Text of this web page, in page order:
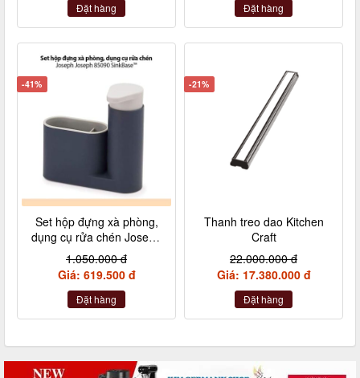
Đặt hàng Đặt hàng
-41%
Set hộp đựng xà phòng,
dụng cụ rửa chén Joseph
Joseph 85090 SinkBas
1.050.000 đ
Giá: 619.500 đ
Đặt hàng
-21%
Thanh treo dao Kitchen
Craft
22.000.000 đ
Giá: 17.380.000 đ
Đặt hàng